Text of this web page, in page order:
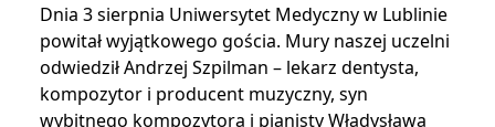
Dnia 3 sierpnia Uniwersytet Medyczny w Lublinie
powitał wyjątkowego gościa. Mury naszej uczelni
odwiedził Andrzej Szpilman – lekarz dentysta,
kompozytor i producent muzyczny, syn
wybitnego kompozytora i pianisty Władysława